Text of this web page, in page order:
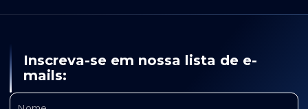
Inscreva-se em nossa lista de e-
mails: